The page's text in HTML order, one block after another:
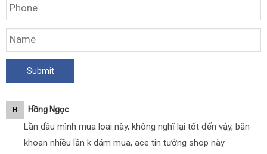
H Hồng Ngọc
Lần dầu mình mua loai này, không nghĩ lại tốt đến vậy, băn
khoan nhiều lần k dám mua, ace tin tưởng shop này